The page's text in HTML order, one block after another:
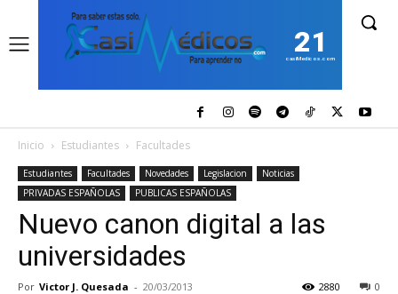
21
casiMedicos.com
Inicio Estudiantes Facultades
Estudiantes Facultades Novedades Legislacion
Noticias
PRIVADAS ESPAÑOLAS
PUBLICAS ESPAÑOLAS
Nuevo canon digital a las
universidades
Por Victor J. Quesada - 20/03/2013 0
2880